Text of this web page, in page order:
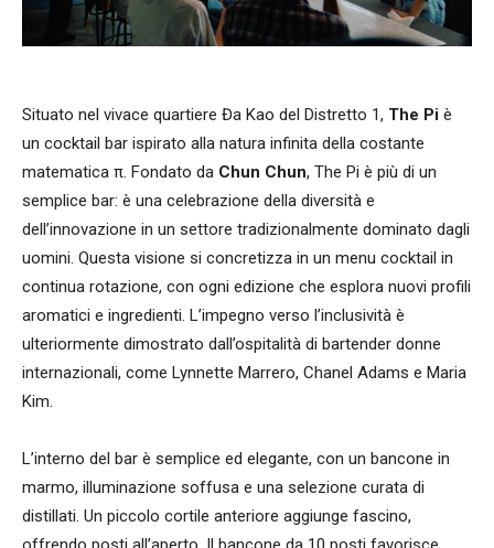
Situato nel vivace quartiere Đa Kao del Distretto 1, The Pi è
un cocktail bar ispirato alla natura infinita della costante
matematica π. Fondato da Chun Chun, The Pi è più di un
semplice bar: è una celebrazione della diversità e
dell’innovazione in un settore tradizionalmente dominato dagli
uomini. Questa visione si concretizza in un menu cocktail in
continua rotazione, con ogni edizione che esplora nuovi profili
aromatici e ingredienti. L’impegno verso l’inclusività è
ulteriormente dimostrato dall’ospitalità di bartender donne
internazionali, come Lynnette Marrero, Chanel Adams e Maria
Kim.
L’interno del bar è semplice ed elegante, con un bancone in
marmo, illuminazione soffusa e una selezione curata di
distillati. Un piccolo cortile anteriore aggiunge fascino,